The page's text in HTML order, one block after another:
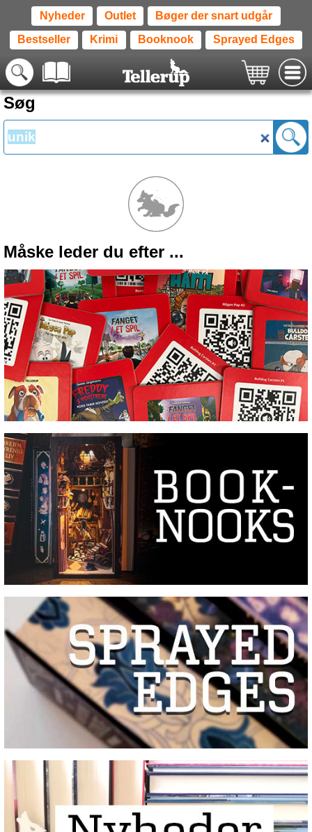
Nyheder Outlet Bøger der snart udgår
Bestseller Krimi Booknook Sprayed Edges
Søg
Måske leder du efter ...